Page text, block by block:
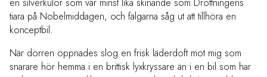
tiara på Nobelmiddagen, och fälgarna såg ut att tillhöra en
konceptbil.
När dörren öppnades slog en frisk läderdoft mot mig som
snarare hör hemma i en brittisk lyxkryssare än i en bil som har